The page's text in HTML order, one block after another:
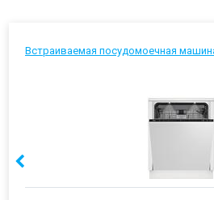
Встраиваемая посудомоечная